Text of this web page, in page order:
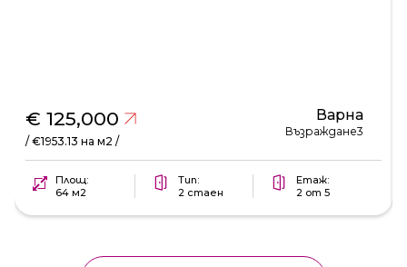
€ 125,000
/ €1953.13 на м2 /
Варна
Възраждане3
Площ:
64 м2
Тип:
2 стаен
Етаж:
2 от 5